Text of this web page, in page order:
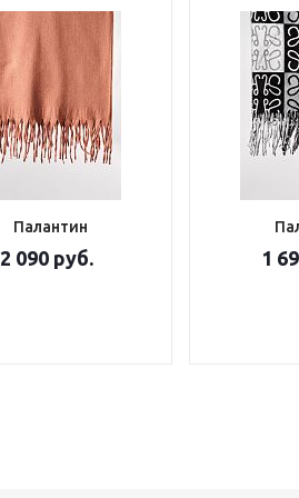
Палантин
2 090 руб. 1